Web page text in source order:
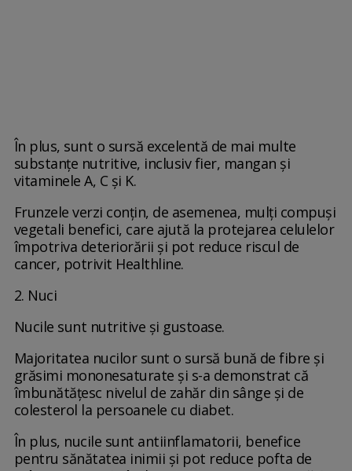
În plus, sunt o sursă excelentă de mai multe
substanțe nutritive, inclusiv fier, mangan și
vitaminele A, C și K.
Frunzele verzi conțin, de asemenea, mulți compuși
vegetali benefici, care ajută la protejarea celulelor
împotriva deteriorării și pot reduce riscul de
cancer, potrivit Healthline.
2. Nuci
Nucile sunt nutritive și gustoase.
Majoritatea nucilor sunt o sursă bună de fibre și
grăsimi mononesaturate și s-a demonstrat că
îmbunătățesc nivelul de zahăr din sânge și de
colesterol la persoanele cu diabet.
În plus, nucile sunt antiinflamatorii, benefice
pentru sănătatea inimii și pot reduce pofta de